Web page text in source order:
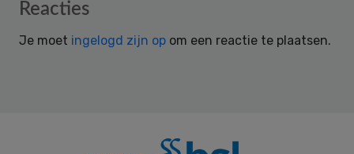
Reader
Reacties
Je moet ingelogd zijn op om een reactie te plaatsen.